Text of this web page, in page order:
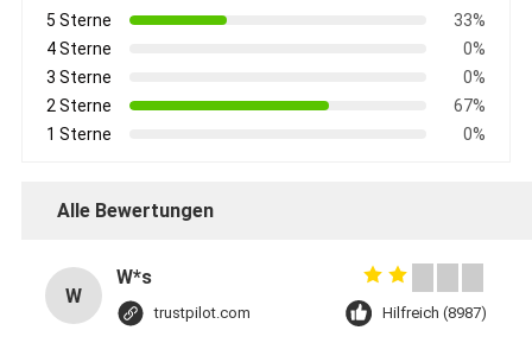
5 Sterne
33%
4 Sterne
0%
3 Sterne
0%
2 Sterne
67%
1 Sterne
0%
Alle Bewertungen
W
W*s
trustpilot.com Hilfreich (8987)